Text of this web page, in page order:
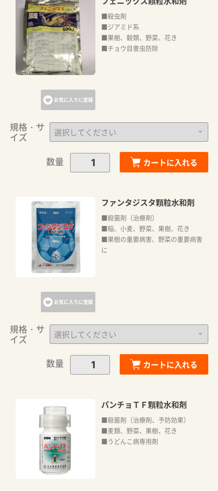
お気に入りに登録
■殺虫剤
■ジアミド系
■果樹、穀類、野菜、花き
■チョウ目害虫防除
規格・サ
イズ
数量
カートに入れる
お気に入りに登録
ファンタジスタ顆粒水和剤
■殺菌剤（治療剤）
■稲、小麦、野菜、果樹、花き
■果樹の重要病害、野菜の重要病害
に
規格・サ
イズ
数量
カートに入れる
パンチョＴＦ顆粒水和剤
■殺菌剤（治療剤、予防効果）
■麦類、野菜、果樹、花き
■うどんこ病専用剤